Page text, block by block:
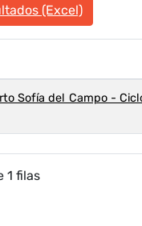
(Excel)
Sofía del Campo -
1 filas